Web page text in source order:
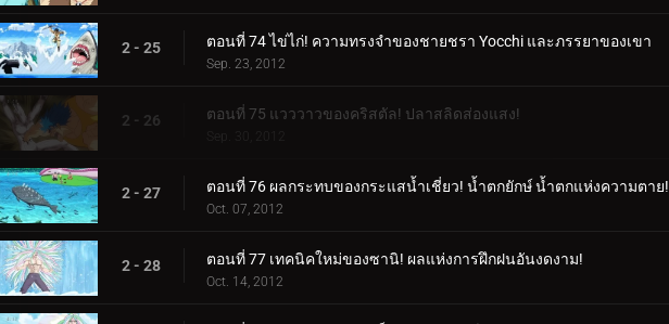
2 - 25 ตอนที่ 74 ไข่ไก่! ความทรงจำของชายชรา Yocchi และภรรยาของเขา
Sep. 23, 2012
2 - 26 ตอนที่ 75 แวววาวของคริสตัล! ปลาสลิดส่องแสง!
Sep. 30, 2012
2 - 27 ตอนที่ 76 ผลกระทบของกระแสน้ำเชี่ยว! น้ำตกยักษ์ น้ำตกแห่งความตาย!
Oct. 07, 2012
2 - 28 ตอนที่ 77 เทคนิคใหม่ของซานิ! ผลแห่งการฝึกฝนอันงดงาม!
Oct. 14, 2012